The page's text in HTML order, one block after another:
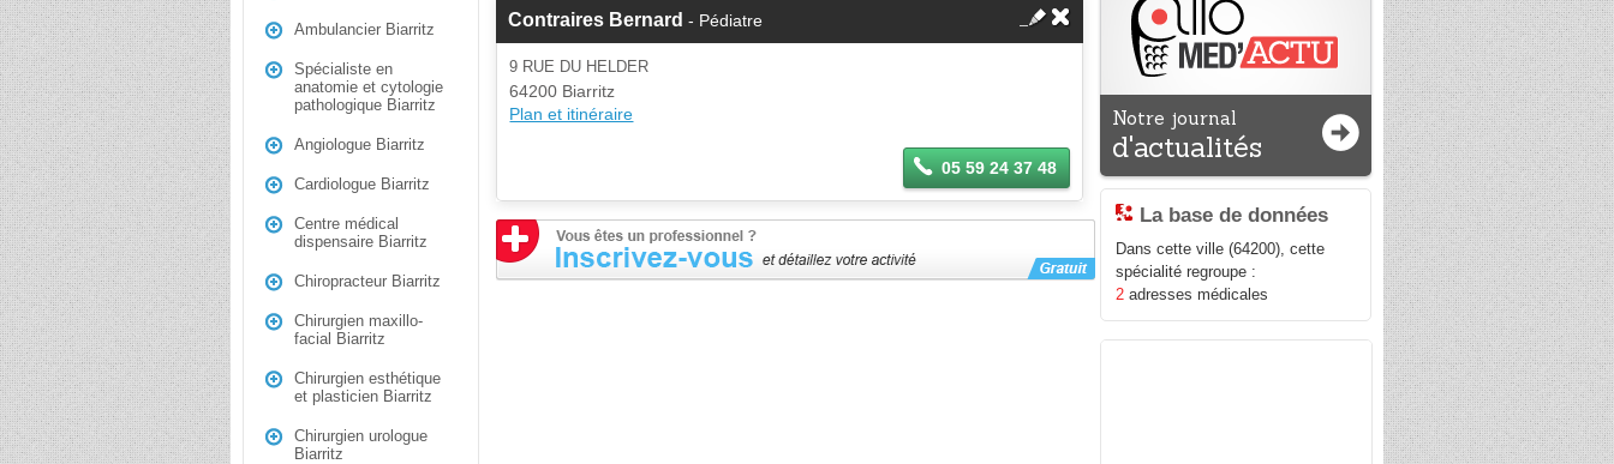
Ambulancier Biarritz
Spécialiste en
anatomie et cytologie
pathologique Biarritz
Angiologue Biarritz
Cardiologue Biarritz
Centre médical
dispensaire Biarritz
Chiropracteur Biarritz
Chirurgien maxillo-
facial Biarritz
Chirurgien esthétique
et plasticien Biarritz
Chirurgien urologue
Biarritz
Contraires Bernard - Pédiatre
9 RUE DU HELDER
64200 Biarritz
Plan et itinéraire
05 59 24 37 48
Notre journal
d'actualités
La base de données
Dans cette ville (64200), cette
spécialité regroupe :
2 adresses médicales